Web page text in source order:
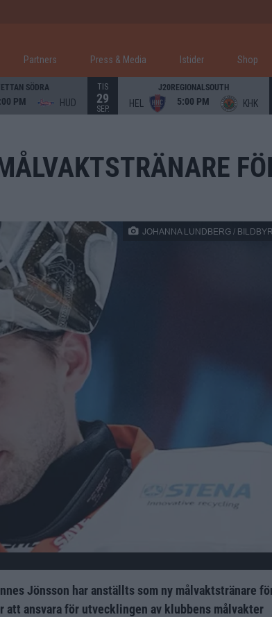
Partners Press & Media Istider Shop
SÖDRA
PM HUD
TIS
29
SEP.
J20REGIONALSOUTH
HEL 5:00 PM KHK
JOHANNA LUNDBERG /
Jönsson har anställts som ny målvaktstränare
ansvara för utvecklingen av klubbens målvakter